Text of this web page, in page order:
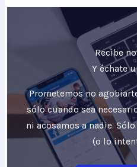
Recibe
Y échate
Prometemos no
sólo cuando sea
ni acosamos a nadie.
(o lo